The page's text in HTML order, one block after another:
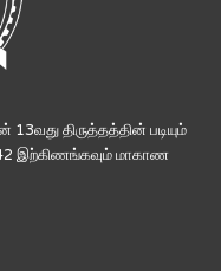
திருத்தத்தின் படியும்
42 இற்கிணங்கவும் மாகாண